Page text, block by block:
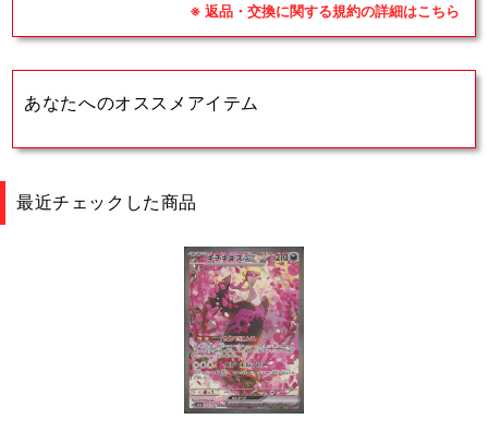
※ 返品・交換に関する規約の詳細はこちら
あなたへのオススメアイテム
最近チェックした商品